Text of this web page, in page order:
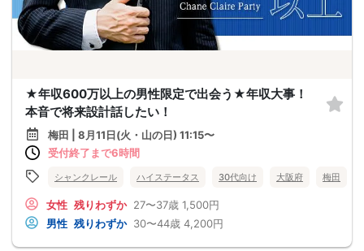
★年収600万以上の男性限定で出会う★年収大事！
本音で将来設計話したい！
梅田 | 8月11日(火・山の日) 11:15〜
受付終了まで6時間
シャンクレール ハイステータス 30代向け 大阪府 梅田
女性 残りわずか 27〜37歳 1,500円
男性 残りわずか 30〜44歳 4,200円